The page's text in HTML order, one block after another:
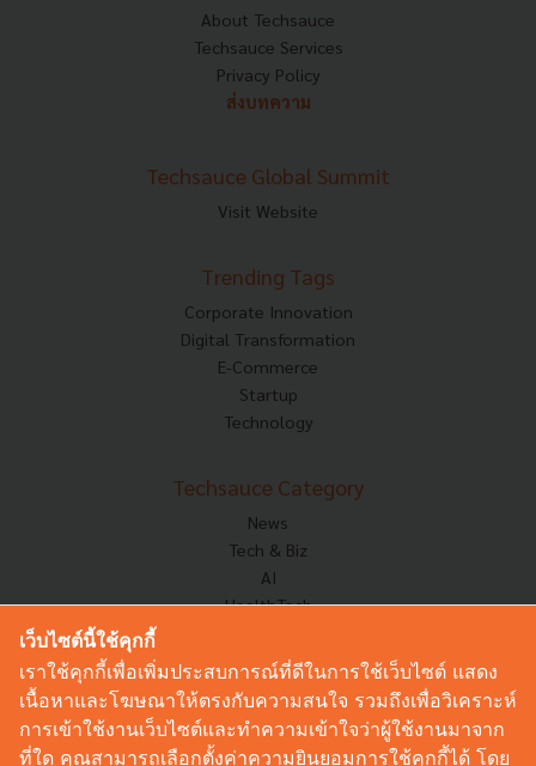
About Techsauce
Techsauce Services
Privacy Policy
ส่งบทความ
Techsauce Global Summit
Visit Website
Trending Tags
Corporate Innovation
Digital Transformation
E-Commerce
Startup
Technology
Techsauce Category
News
Tech & Biz
AI
HealthTech
Corp Innov
Saucy Thoughts
Based On
Sustainable
เว็บไซต์นี้ใช้คุกกี้
เราใช้คุกกี้เพื่อเพิ่มประสบการณ์ที่ดีในการใช้เว็บไซต์ แสดง
เนื้อหาและโฆษณาให้ตรงกับความสนใจ รวมถึงเพื่อวิเคราะห์
การเข้าใช้งานเว็บไซต์และทำความเข้าใจว่าผู้ใช้งานมาจาก
ที่ใด คุณสามารถเลือกตั้งค่าความยินยอมการใช้คุกกี้ได้ โดย